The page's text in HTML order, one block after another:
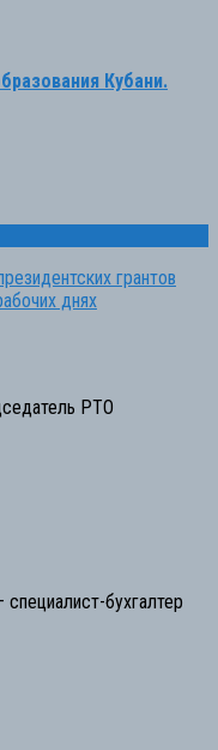
Кубани.
грантов
днях
РТО
специалист-бухгалтер